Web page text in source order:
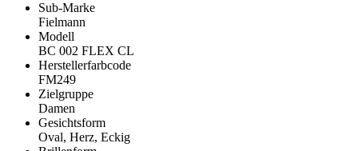
Sub-Marke
Fielmann
Modell
BC 002 FLEX CL
Herstellerfarbcode
FM249
Zielgruppe
Damen
Gesichtsform
Oval, Herz, Eckig